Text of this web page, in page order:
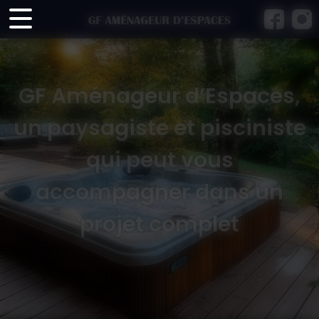
Panneau de gestion des cookies
GF Aménageur d’Espaces,
un paysagiste et pisciniste
qui peut vous
accompagner dans un
projet complet